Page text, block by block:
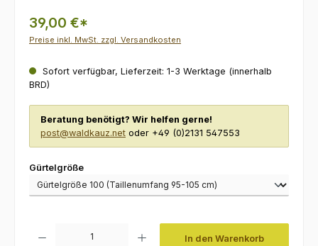
39,00 €*
Preise inkl. MwSt. zzgl. Versandkosten
Sofort verfügbar, Lieferzeit: 1-3 Werktage (innerhalb
BRD)
Beratung benötigt? Wir helfen gerne!
post@waldkauz.net oder +49 (0)2131 547553
Gürtelgrößeauswählen
In den Warenkorb